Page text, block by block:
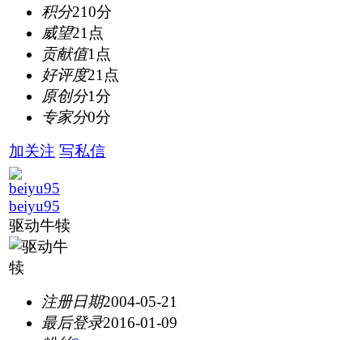
积分210分
威望21点
贡献值1点
好评度21点
原创分1分
专家分0分
加关注 写私信
beiyu95
驱动牛犊
注册日期2004-05-21
最后登录2016-01-09